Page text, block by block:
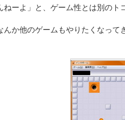
ねーよ」と、ゲーム性とは別の
か他のゲームもやりたくなっ